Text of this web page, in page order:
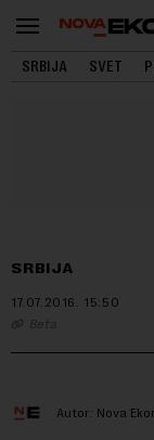
SRBIJA SVET
SRBIJA
17.07.2016. 15:50
Beta
Autor: Nova